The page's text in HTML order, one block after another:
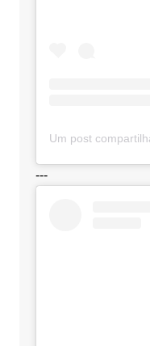
---